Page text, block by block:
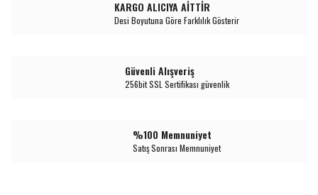
KARGO ALICIYA AİTTİR
Desi Boyutuna Göre Farklılık Gösterir
Güvenli Alışveriş
256bit SSL Sertifikası güvenlik
%100 Memnuniyet
Satış Sonrası Memnuniyet